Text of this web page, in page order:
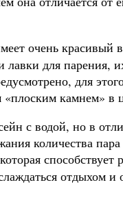
очень красивый
для парения,
для
камнем» в
с водой, но в
количества
способствует
отдыхом